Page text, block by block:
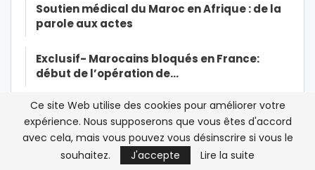
Soutien médical du Maroc en Afrique : de la
parole aux actes
Exclusif- Marocains bloqués en France:
début de l’opération de…
Exclusif-Ramid dans la tourmente: une
source à la CNSS affirme à…
Le roi Mohammed VI opéré du coeur « avec
Ce site Web utilise des cookies pour améliorer votre
expérience. Nous supposerons que vous êtes d'accord
avec cela, mais vous pouvez vous désinscrire si vous le
souhaitez.
J'accepte Lire la suite